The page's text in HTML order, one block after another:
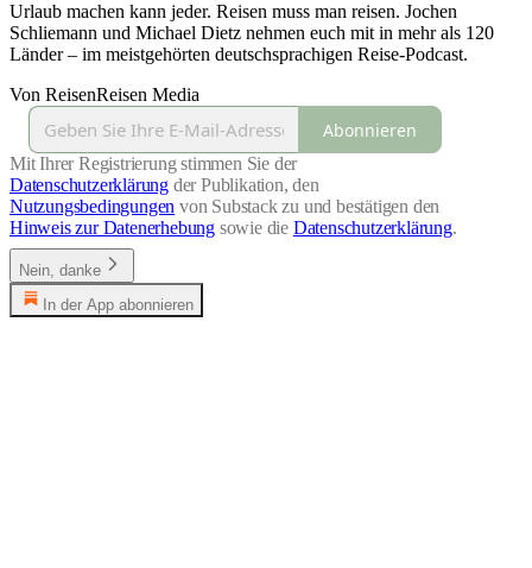
Urlaub machen kann jeder. Reisen muss man reisen. Jochen
Schliemann und Michael Dietz nehmen euch mit in mehr als 120
Länder – im meistgehörten deutschsprachigen Reise-Podcast.
Von ReisenReisen Media
Abonnieren
Mit Ihrer Registrierung stimmen Sie der
Datenschutzerklärung der Publikation, den
Nutzungsbedingungen von Substack zu und bestätigen den
Hinweis zur Datenerhebung sowie die Datenschutzerklärung.
Nein, danke
In der App abonnieren